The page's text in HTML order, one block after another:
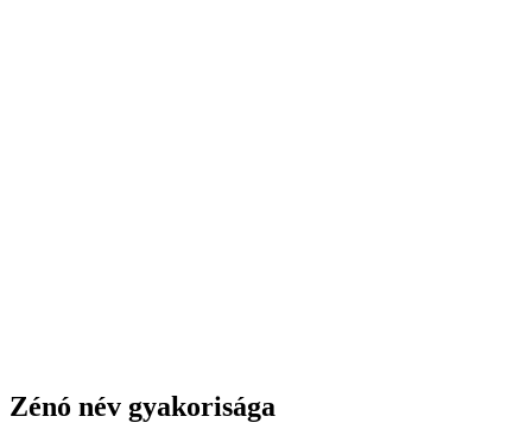
Zénó név gyakorisága